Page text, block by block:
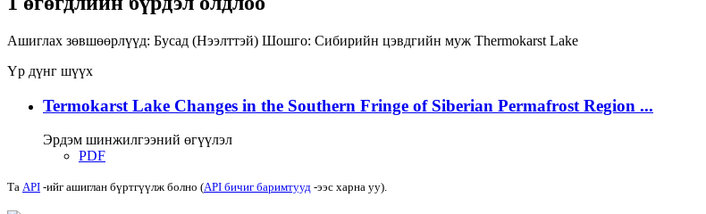
Ашиглах зөвшөөрлүүд: Бусад (Нээлттэй) Шошго: Сибирийн цэвдгийн муж Thermokarst Lake
Үр дүнг шүүх
Termokarst Lake Changes in the Southern Fringe of Siberian Permafrost Region ...
Эрдэм шинжилгээний өгүүлэл
PDF
Та API -ийг ашиглан бүртгүүлж болно (API бичиг баримтууд -ээс харна уу).